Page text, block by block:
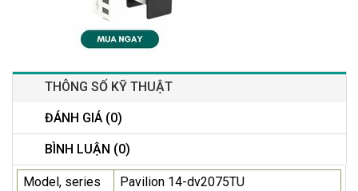
THÔNG SỐ KỸ THUẬT
ĐÁNH GIÁ (0)
BÌNH LUẬN (0)
Model, series
Pavilion 14-dv2075TU